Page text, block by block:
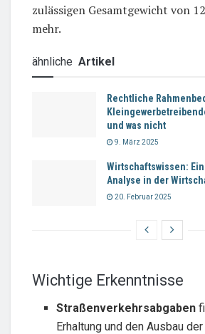
zulässigen Gesamtgewicht von
mehr.
ähnliche Artikel
Rechtliche
und was nicht
9. März 2025
Wirtschaftswissen:
Analyse in der
20. Februar 2025
Wichtige Erkenntnisse
Straßenverkehrsabgaben
Erhaltung und den Ausbau der